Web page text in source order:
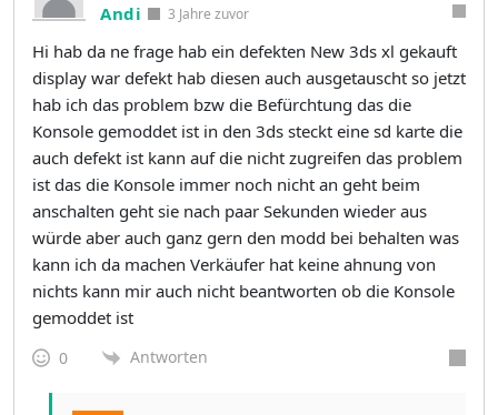
Andi 3 Jahre zuvor
Hi hab da ne frage hab ein defekten New 3ds xl gekauft
display war defekt hab diesen auch ausgetauscht so jetzt
hab ich das problem bzw die Befürchtung das die
Konsole gemoddet ist in den 3ds steckt eine sd karte die
auch defekt ist kann auf die nicht zugreifen das problem
ist das die Konsole immer noch nicht an geht beim
anschalten geht sie nach paar Sekunden wieder aus
würde aber auch ganz gern den modd bei behalten was
kann ich da machen Verkäufer hat keine ahnung von
nichts kann mir auch nicht beantworten ob die Konsole
gemoddet ist
0 Antworten